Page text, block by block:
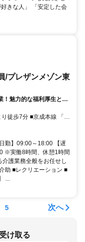
きな人」 「安定した会
/プレザンメゾン東
！魅力的な福利厚生と多
線 「京成船橋駅」より徒歩11分
勤】09:00～18:00 【遅
※実働8時間、休憩1時間
護業務全般をお任せし
助 ■レクリエーション ■
...
5 次へ
け取る